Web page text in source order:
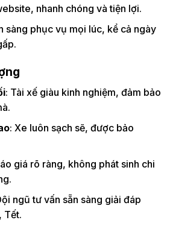
nhanh chóng và tiện lợi.
sàng phục vụ mọi lúc, kể cả ngày
: Tài xế giàu kinh nghiệm, đảm bảo
: Xe luôn sạch sẽ, được bảo
giá rõ ràng, không phát sinh chi
ngũ tư vấn sẵn sàng giải đáp
Tết.